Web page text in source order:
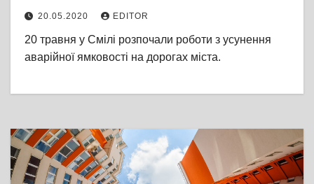
20.05.2020 EDITOR
20 травня у Смілі розпочали роботи з усунення
аварійної ямковості на дорогах міста.